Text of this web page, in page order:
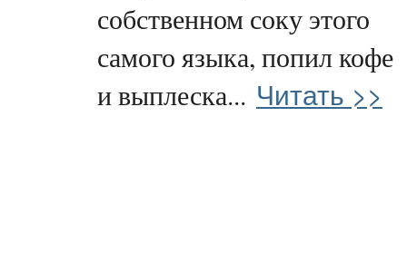
собственном соку этого
самого языка, попил кофе
и выплеска... Читать >>